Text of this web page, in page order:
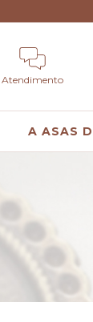
Atendimento
A ASAS